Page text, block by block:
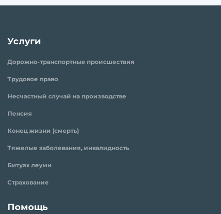
Услуги
Дорожно-транспортные происшествия
Трудовое право
Несчастный случай на производстве
Пенсия
Конец жизни (смерть)
Тяжелые заболевания, инвалидность
Битуах леуми
Страхование
Помощь